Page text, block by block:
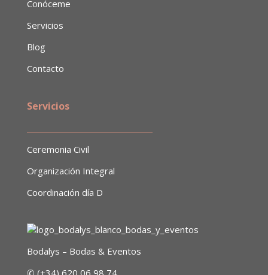
Conóceme
Servicios
Blog
Contacto
Servicios
Ceremonia Civil
Organización Integral
Coordinación día D
Bodalys – Bodas & Eventos
✆ (+34) 620 06 98 74